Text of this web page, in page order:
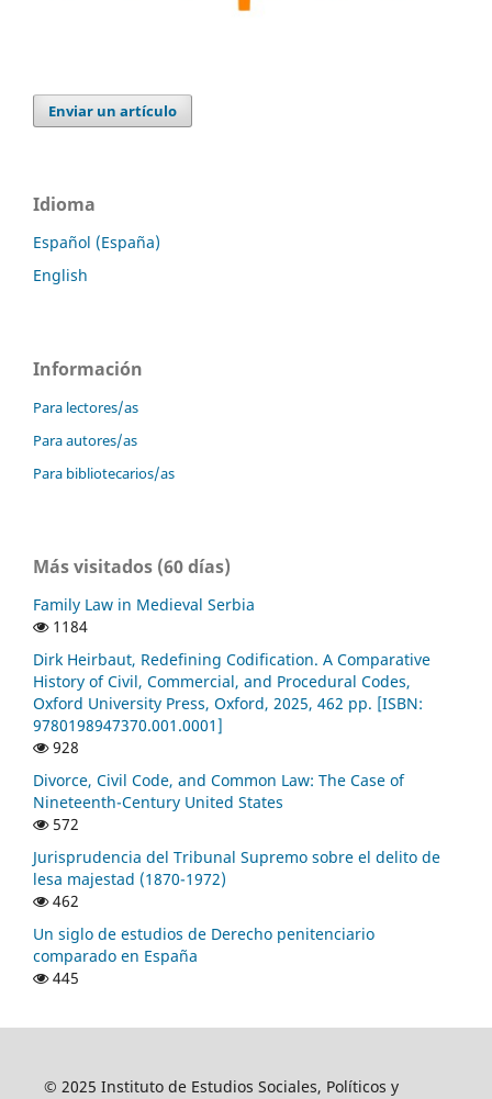
Enviar un artículo
Idioma
Español (España)
English
Información
Para lectores/as
Para autores/as
Para bibliotecarios/as
Más visitados (60 días)
Family Law in Medieval Serbia
1184
Dirk Heirbaut, Redefining Codification. A Comparative
History of Civil, Commercial, and Procedural Codes,
Oxford University Press, Oxford, 2025, 462 pp. [ISBN:
9780198947370.001.0001]
928
Divorce, Civil Code, and Common Law: The Case of
Nineteenth-Century United States
572
Jurisprudencia del Tribunal Supremo sobre el delito de
lesa majestad (1870-1972)
462
Un siglo de estudios de Derecho penitenciario
comparado en España
445
© 2025 Instituto de Estudios Sociales, Políticos y